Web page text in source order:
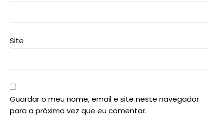
Site
Guardar o meu nome, email e site neste navegador
para a próxima vez que eu comentar.